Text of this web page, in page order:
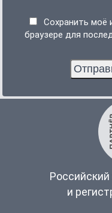
Сохранить моё
браузере для
и